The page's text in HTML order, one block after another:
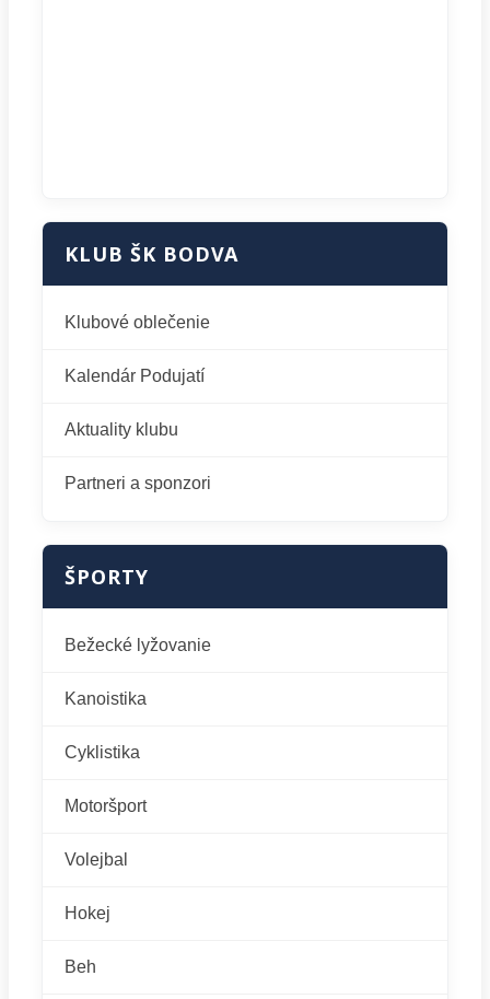
KLUB ŠK BODVA
Klubové oblečenie
Kalendár Podujatí
Aktuality klubu
Partneri a sponzori
ŠPORTY
Bežecké lyžovanie
Kanoistika
Cyklistika
Motoršport
Volejbal
Hokej
Beh